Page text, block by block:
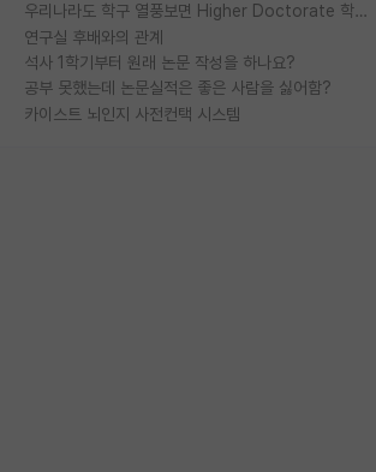
우리나라도 학구 열풍보면 Higher Doctorate 학위가 필요하다고 봅니다.
연구실 후배와의 관계
석사 1학기부터 원래 논문 작성을 하나요?
공부 못했는데 논문실적은 좋은 사람을 싫어함?
카이스트 뇌인지 사전컨택 시스템